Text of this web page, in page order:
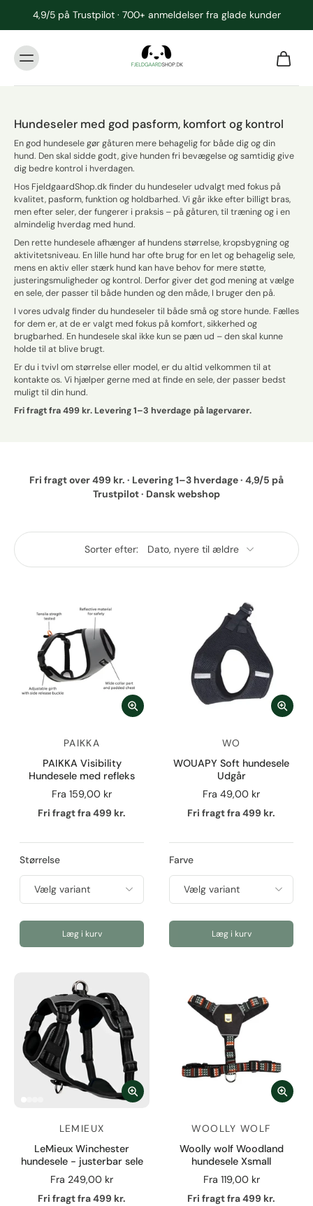
4,9/5 på Trustpilot · 700+ anmeldelser fra glade kunder
Hundeseler med god pasform, komfort og kontrol
En god hundesele gør gåturen mere behagelig for både dig og din
hund. Den skal sidde godt, give hunden fri bevægelse og samtidig give
dig bedre kontrol i hverdagen.
Hos FjeldgaardShop.dk finder du hundeseler udvalgt med fokus på
kvalitet, pasform, funktion og holdbarhed. Vi går ikke efter billigt bras,
men efter seler, der fungerer i praksis – på gåturen, til træning og i en
almindelig hverdag med hund.
Den rette hundesele afhænger af hundens størrelse, kropsbygning og
aktivitetsniveau. En lille hund har ofte brug for en let og behagelig sele,
mens en aktiv eller stærk hund kan have behov for mere støtte,
justeringsmuligheder og kontrol. Derfor giver det god mening at vælge
en sele, der passer til både hunden og den måde, I bruger den på.
I vores udvalg finder du hundeseler til både små og store hunde. Fælles
for dem er, at de er valgt med fokus på komfort, sikkerhed og
brugbarhed. En hundesele skal ikke kun se pæn ud – den skal kunne
holde til at blive brugt.
Er du i tvivl om størrelse eller model, er du altid velkommen til at
kontakte os. Vi hjælper gerne med at finde en sele, der passer bedst
muligt til din hund.
Fri fragt fra 499 kr. Levering 1–3 hverdage på lagervarer.
Fri fragt over 499 kr. · Levering 1–3 hverdage · 4,9/5 på
Trustpilot · Dansk webshop
Sorter efter:
PAIKKA
PAIKKA Visibility
Hundesele med refleks
Fra 159,00 kr
Fri fragt fra 499 kr.
Størrelse
Læg i kurv
WO
WOUAPY Soft hundesele
Udgår
Fra 49,00 kr
Fri fragt fra 499 kr.
Farve
Læg i kurv
LEMIEUX
LeMieux Winchester
hundesele - justerbar sele
Fra 249,00 kr
Fri fragt fra 499 kr.
WOOLLY WOLF
Woolly wolf Woodland
hundesele Xsmall
Fra 119,00 kr
Fri fragt fra 499 kr.